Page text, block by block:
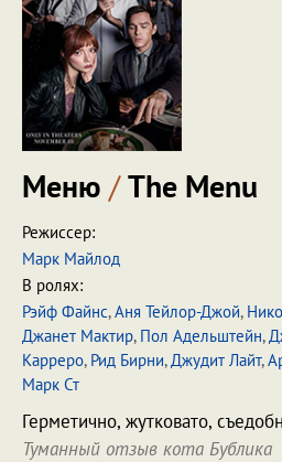
Меню /The Menu
Режиссер:
Марк Майлод
В ролях:
Рэйф Файнс,Аня Тейлор-Джой,
Джанет Мактир, Пол Адельштейн,
Карреро, Рид Бирни,Джудит Лайт,
Марк Ст
Герметично, жутковато,
Туманный отзыв кота Бублика